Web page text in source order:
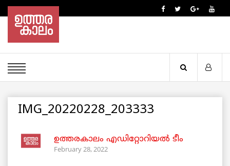
IMG_20220228_203333
ഉത്തരകാലം എഡിറ്റോറിയല്‍ ടീം
February 28, 2022